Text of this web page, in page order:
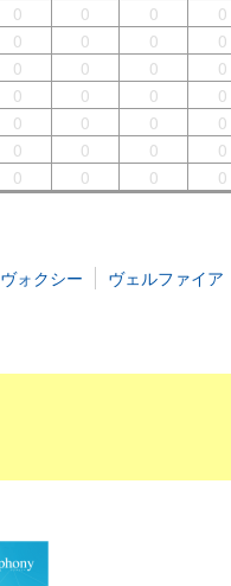
0 0 0 0
0 0 0 0
0 0 0 0
0 0 0 0
0 0 0 0
0 0 0 0
0 0 0 0
ヴォクシー ヴェルファイア